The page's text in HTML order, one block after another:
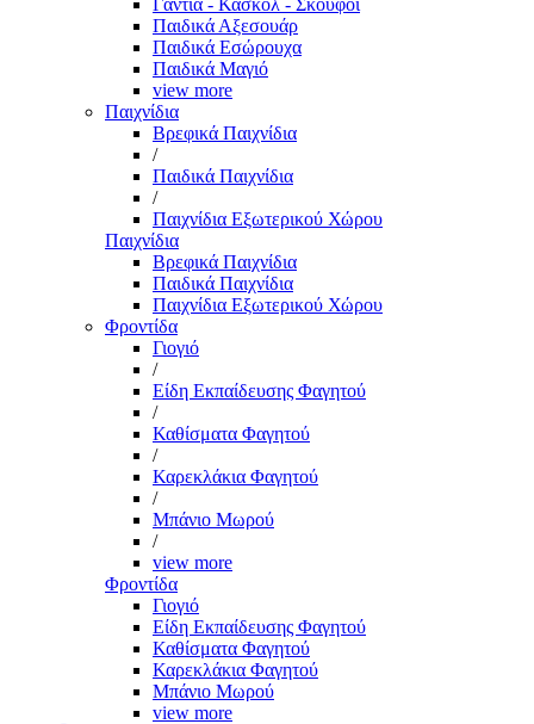
Γάντια - Κασκόλ - Σκούφοι
Παιδικά Αξεσουάρ
Παιδικά Εσώρουχα
Παιδικά Μαγιό
view more
Παιχνίδια
Βρεφικά Παιχνίδια
/
Παιδικά Παιχνίδια
/
Παιχνίδια Εξωτερικού Χώρου
Παιχνίδια
Βρεφικά Παιχνίδια
Παιδικά Παιχνίδια
Παιχνίδια Εξωτερικού Χώρου
Φροντίδα
Γιογιό
/
Είδη Εκπαίδευσης Φαγητού
/
Καθίσματα Φαγητού
/
Καρεκλάκια Φαγητού
/
Μπάνιο Μωρού
/
view more
Φροντίδα
Γιογιό
Είδη Εκπαίδευσης Φαγητού
Καθίσματα Φαγητού
Καρεκλάκια Φαγητού
Μπάνιο Μωρού
view more